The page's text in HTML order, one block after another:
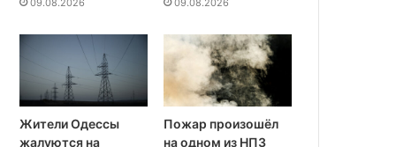
09.08.2026 09.08.2026
Жители Одессы
жалуются на
Пожар произошёл
на одном из НПЗ